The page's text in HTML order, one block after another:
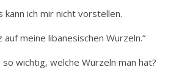
kann ich mir nicht vorstellen.
meine libanesischen Wurzeln.“
wichtig, welche Wurzeln man hat?